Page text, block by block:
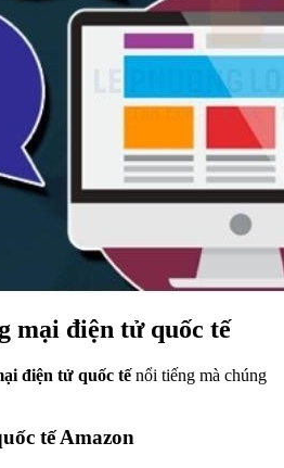
mại điện tử quốc tế
điện tử quốc tếnổi tiếng mà chúng
tế Amazon